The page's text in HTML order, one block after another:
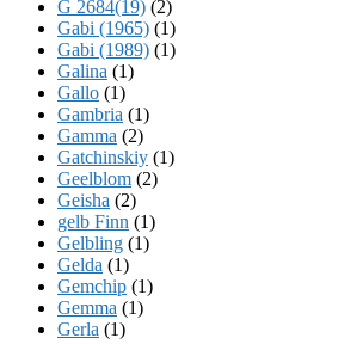
G 2684(19) (2)
Gabi (1965) (1)
Gabi (1989) (1)
Galina (1)
Gallo (1)
Gambria (1)
Gamma (2)
Gatchinskiy (1)
Geelblom (2)
Geisha (2)
gelb Finn (1)
Gelbling (1)
Gelda (1)
Gemchip (1)
Gemma (1)
Gerla (1)